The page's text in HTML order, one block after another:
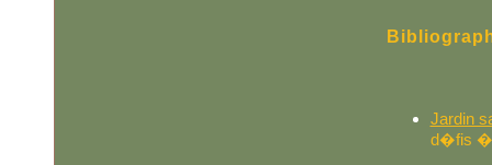
Jardin
d�fis �